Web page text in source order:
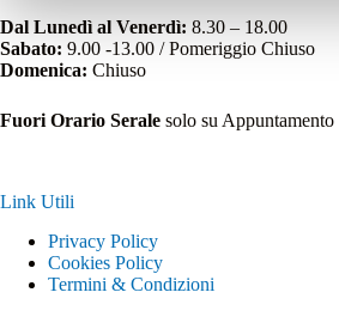
Dal Lunedì al Venerdì: 8.30 – 18.00
Sabato: 9.00 -13.00 / Pomeriggio Chiuso
Domenica: Chiuso
Fuori Orario Serale solo su Appuntamento
Link Utili
Privacy Policy
Cookies Policy
Termini & Condizioni